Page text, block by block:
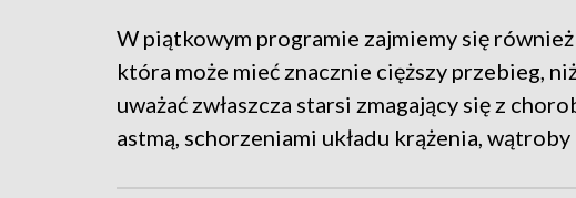
W piątkowym programie zajmiemy się
która może mieć znacznie cięższy przebieg,
uważać zwłaszcza starsi zmagający się z
astmą, schorzeniami układu krążenia,